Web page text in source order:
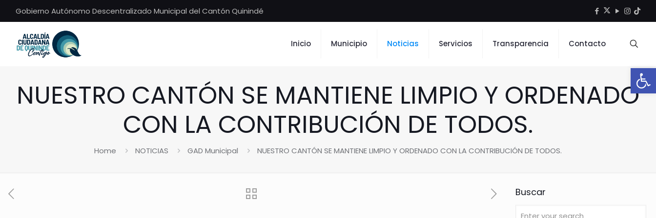
Gobierno Autónomo Descentralizado Municipal del Cantón Quinindé
Inicio Municipio Noticias Servicios Transparencia Contacto
NUESTRO CANTÓN SE MANTIENE LIMPIO Y ORDENADO
CON LA CONTRIBUCIÓN DE TODOS.
Home NOTICIAS GAD Municipal NUESTRO CANTÓN SE MANTIENE LIMPIO Y ORDENADO CON LA CONTRIBUCIÓN DE TODOS.
Buscar